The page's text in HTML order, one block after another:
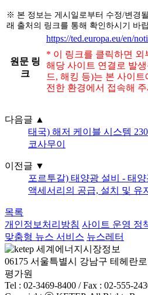
※ 본 정보는 게시일로부터 수정/변경
래 출처의 링크를 통해 확인하시기 바
원문 링
크
https://ted.europa.eu/en/
* 이 링크를 클릭하면 외
해당 사이트 연결로 발
드, 해킹 등)는 본 사이
전한 환경에서 접속해
다음글 ▲
태국) 해저 케이블 시스템
코사무이
이전글 ▼
포르투갈) 태양광 설비 - 태
액세서리의 공급, 설치 및 유
목록
개인정보처리방침 사이트 운영 정
맞춤형 뉴스 서비스 뉴스레터
06175 서울특별시 강남구 테헤란
평가원
Tel : 02-3469-8400 / Fax : 02-555-